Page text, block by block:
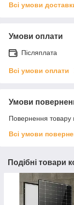
Всі умови
Умови оплати
Післяплата
Всі умови оплати
Умови
Повернення товару
Всі умови
Подібні товари